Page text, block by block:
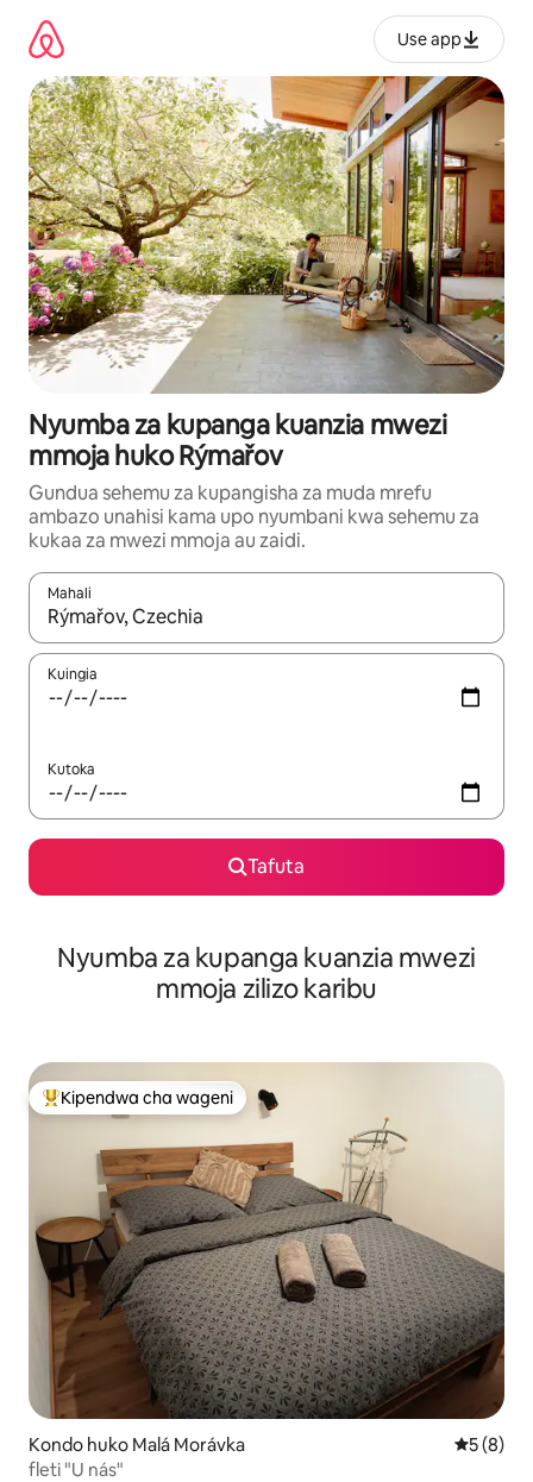
kwenda
kwenye
maudhui
Use app
Nyumba za kupanga kuanzia mwezi
mmoja huko Rýmařov
Gundua sehemu za kupangisha za muda mrefu
ambazo unahisi kama upo nyumbani kwa sehemu za
kukaa za mwezi mmoja au zaidi.
Mahali
Wakati matokeo yanapatikana, vinjari kwa kutumia vitufe vya
Kuingia
Kutoka
Tafuta
Nyumba za kupanga kuanzia mwezi
mmoja zilizo karibu
Kipendwa maarufu cha wageni
Kipendwa cha wageni
Kondo huko Malá Morávka
5 (8)
fleti "U nás"